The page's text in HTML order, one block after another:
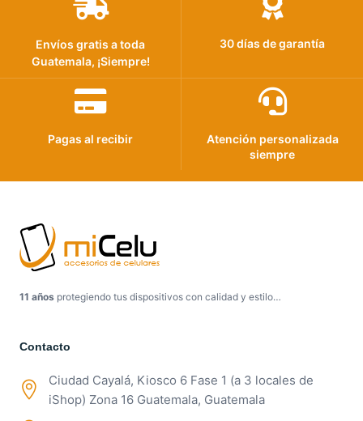
Envíos gratis a toda
Guatemala, ¡Siempre!
30 días de garantía
Pagas al recibir
Atención personalizada
siempre
11 años protegiendo tus dispositivos con calidad y estilo…
Contacto
Ciudad Cayalá, Kiosco 6 Fase 1 (a 3 locales de
iShop) Zona 16 Guatemala, Guatemala